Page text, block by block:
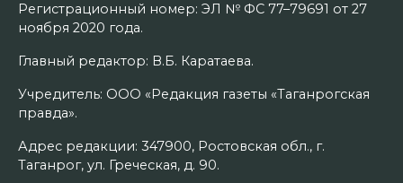
Регистрационный номер: ЭЛ № ФС 77–79691 от 27
ноября 2020 года.
Главный редактор: В.Б. Каратаева.
Учредитель: ООО «Редакция газеты «Таганрогская
правда».
Адрес редакции: 347900, Ростовская обл., г.
Таганрог, ул. Греческая, д. 90.